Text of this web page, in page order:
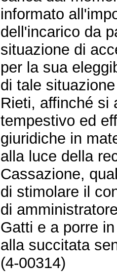
informato
dell'incarico da
situazione di
per la sua
di tale
Rieti, affinché si
tempestivo ed
giuridiche in
alla luce della
Cassazione,
di stimolare il
di
Gatti e a porre
alla succitata
(4-00314)